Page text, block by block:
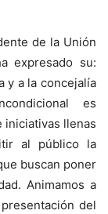
de la Unión
expresado su:
y a la concejalía
es
iniciativas llenas
al público la
buscan poner
Animamos a
del